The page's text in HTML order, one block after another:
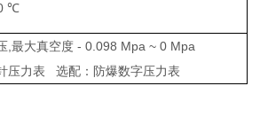
℃
,最大真空度 - 0.098 Mpa ~ 0 Mpa
压力表 选配：防爆数字压力表